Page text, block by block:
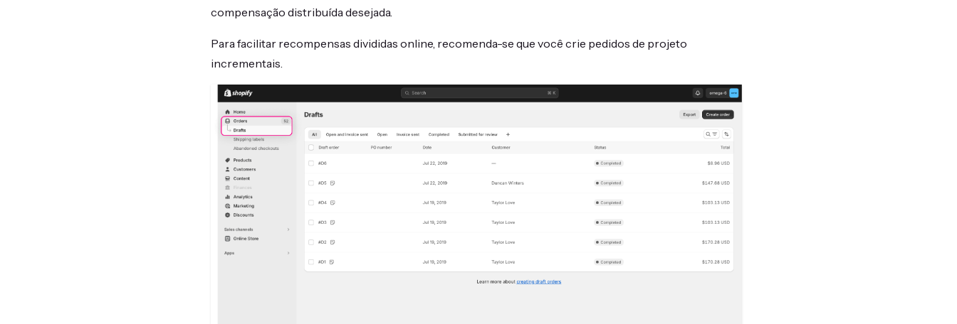
compensação distribuída desejada.
Para facilitar recompensas divididas online, recomenda-se que você crie pedidos de projeto
incrementais.